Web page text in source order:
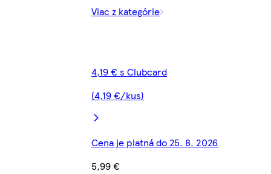
Viac z kategórie
4,19 € s Clubcard
(4,19 €/kus)
Cena je platná do 25. 8. 2026
5,99 €